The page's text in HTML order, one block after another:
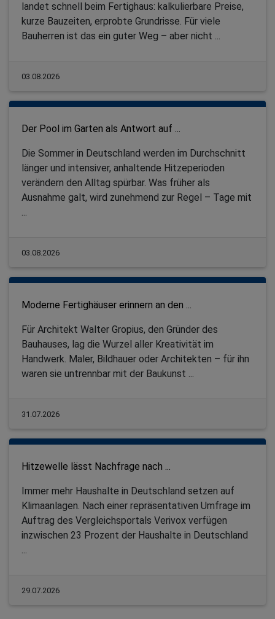
landet schnell beim Fertighaus: kalkulierbare Preise,
kurze Bauzeiten, erprobte Grundrisse. Für viele
Bauherren ist das ein guter Weg – aber nicht ...
03.08.2026
Der Pool im Garten als Antwort auf ...
Die Sommer in Deutschland werden im Durchschnitt
länger und intensiver, anhaltende Hitzeperioden
verändern den Alltag spürbar. Was früher als
Ausnahme galt, wird zunehmend zur Regel – Tage mit
...
03.08.2026
Moderne Fertighäuser erinnern an den ...
Für Architekt Walter Gropius, den Gründer des
Bauhauses, lag die Wurzel aller Kreativität im
Handwerk. Maler, Bildhauer oder Architekten – für ihn
waren sie untrennbar mit der Baukunst ...
31.07.2026
Hitzewelle lässt Nachfrage nach ...
Immer mehr Haushalte in Deutschland setzen auf
Klimaanlagen. Nach einer repräsentativen Umfrage im
Auftrag des Vergleichsportals Verivox verfügen
inzwischen 23 Prozent der Haushalte in Deutschland
...
29.07.2026